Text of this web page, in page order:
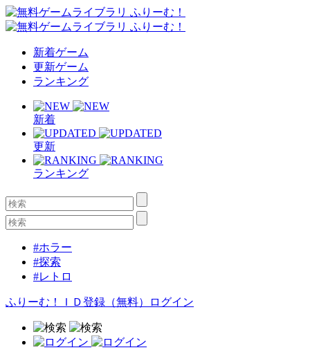
新着ゲーム
更新ゲーム
ランキング
新着
更新
ランキング
#ホラー
#探索
#レトロ
ふりーむ！ＩＤ登録（無料） ログイン